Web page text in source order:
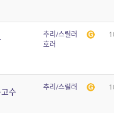
추리/스릴러
호러
수 추리/스릴러